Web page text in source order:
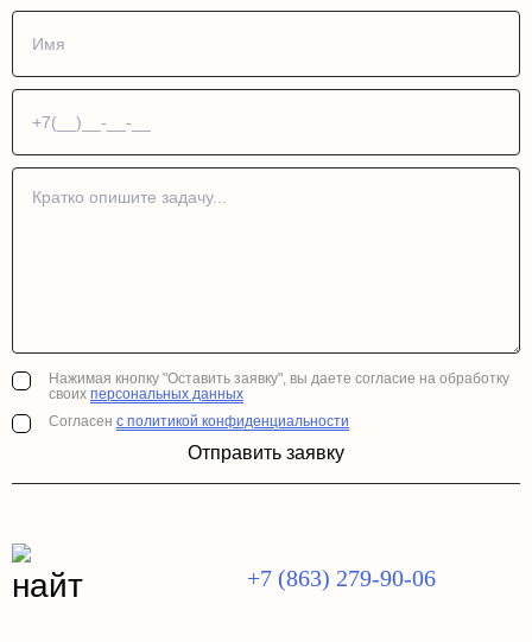
Нажимая кнопку "Оставить заявку", вы даете согласие на обработку
своих персональных данных
Согласен с политикой конфиденциальности
Отправить заявку
+7 (863) 279-90-06